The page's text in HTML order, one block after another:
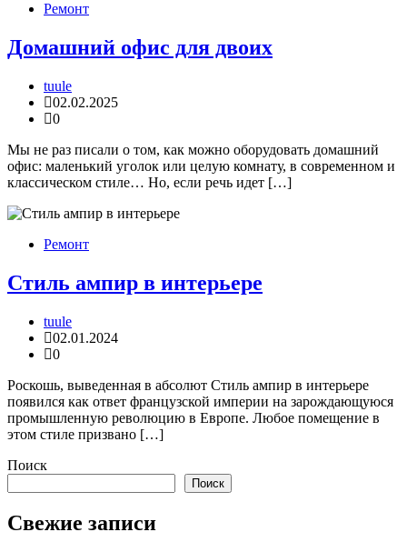
Ремонт
Домашний офис для двоих
tuule
02.02.2025
0
Мы не раз писали о том, как можно оборудовать домашний
офис: маленький уголок или целую комнату, в современном и
классическом стиле… Но, если речь идет […]
Ремонт
Стиль ампир в интерьере
tuule
02.01.2024
0
Роскошь, выведенная в абсолют Стиль ампир в интерьере
появился как ответ французской империи на зарождающуюся
промышленную революцию в Европе. Любое помещение в
этом стиле призвано […]
Поиск
Поиск
Свежие записи